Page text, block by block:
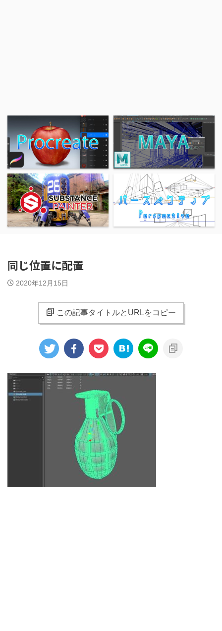
同じ位置に配置
2020年12月15日
この記事タイトルとURLをコピー